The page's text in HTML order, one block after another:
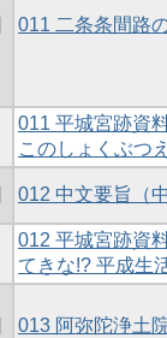
011 二条条間路
011 平城宮跡資
このしょくぶつ
012 中文要旨（
012 平城宮跡資
てきな!? 平成生
013 阿弥陀浄土